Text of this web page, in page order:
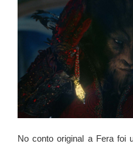
No conto original a Fera foi